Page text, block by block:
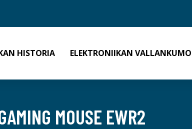
HISTORIA ELEKTRONIIKAN
MOUSE EWR2